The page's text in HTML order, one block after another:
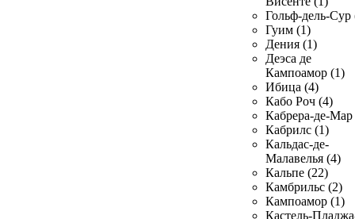
Гольф-дель-Сур
Гуим (1)
Дения (1)
Деэса де
Кампоамор (1)
Ибица (4)
Кабо Роч (4)
Кабрера-де-Мар
Кабрилс (1)
Кальдас-де-
Малавелья (4)
Кальпе (22)
Камбрильс (2)
Кампоамор (1)
Кастель-